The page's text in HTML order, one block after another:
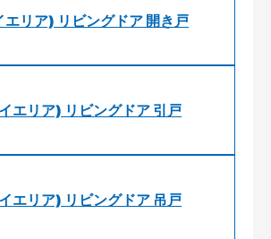
リア) リビングドア 開き戸
エリア) リビングドア 引戸
エリア) リビングドア 吊戸